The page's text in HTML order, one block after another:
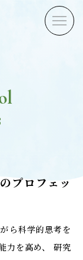
オープンキャンパス
プロフェッ
ら科学的思考を
を高め、
研究